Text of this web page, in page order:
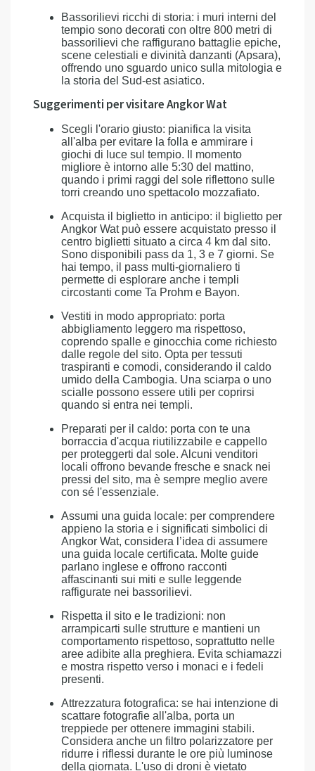
Bassorilievi ricchi di storia: i muri interni del
tempio sono decorati con oltre 800 metri di
bassorilievi che raffigurano battaglie epiche,
scene celestiali e divinità danzanti (Apsara),
offrendo uno sguardo unico sulla mitologia e
la storia del Sud-est asiatico.
Suggerimenti per visitare Angkor Wat
Scegli l'orario giusto: pianifica la visita
all'alba per evitare la folla e ammirare i
giochi di luce sul tempio. Il momento
migliore è intorno alle 5:30 del mattino,
quando i primi raggi del sole riflettono sulle
torri creando uno spettacolo mozzafiato.
Acquista il biglietto in anticipo: il biglietto per
Angkor Wat può essere acquistato presso il
centro biglietti situato a circa 4 km dal sito.
Sono disponibili pass da 1, 3 e 7 giorni. Se
hai tempo, il pass multi-giornaliero ti
permette di esplorare anche i templi
circostanti come Ta Prohm e Bayon.
Vestiti in modo appropriato: porta
abbigliamento leggero ma rispettoso,
coprendo spalle e ginocchia come richiesto
dalle regole del sito. Opta per tessuti
traspiranti e comodi, considerando il caldo
umido della Cambogia. Una sciarpa o uno
scialle possono essere utili per coprirsi
quando si entra nei templi.
Preparati per il caldo: porta con te una
borraccia d'acqua riutilizzabile e cappello
per proteggerti dal sole. Alcuni venditori
locali offrono bevande fresche e snack nei
pressi del sito, ma è sempre meglio avere
con sé l'essenziale.
Assumi una guida locale: per comprendere
appieno la storia e i significati simbolici di
Angkor Wat, considera l’idea di assumere
una guida locale certificata. Molte guide
parlano inglese e offrono racconti
affascinanti sui miti e sulle leggende
raffigurate nei bassorilievi.
Rispetta il sito e le tradizioni: non
arrampicarti sulle strutture e mantieni un
comportamento rispettoso, soprattutto nelle
aree adibite alla preghiera. Evita schiamazzi
e mostra rispetto verso i monaci e i fedeli
presenti.
Attrezzatura fotografica: se hai intenzione di
scattare fotografie all'alba, porta un
treppiede per ottenere immagini stabili.
Considera anche un filtro polarizzatore per
ridurre i riflessi durante le ore più luminose
della giornata. L'uso di droni è vietato